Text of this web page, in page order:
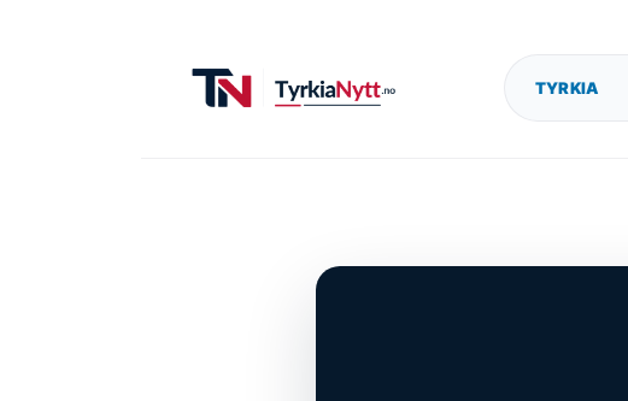
TYRKIA